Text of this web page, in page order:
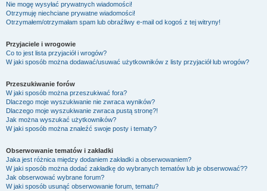
Nie mogę wysyłać prywatnych wiadomości!
Otrzymuję niechciane prywatne wiadomości!
Otrzymałem/otrzymałam spam lub obraźliwy e-mail od kogoś z tej witryny!
Przyjaciele i wrogowie
Co to jest lista przyjaciół i wrogów?
W jaki sposób można dodawać/usuwać użytkowników z listy przyjaciół lub wrogów?
Przeszukiwanie forów
W jaki sposób można przeszukiwać fora?
Dlaczego moje wyszukiwanie nie zwraca wyników?
Dlaczego moje wyszukiwanie zwraca pustą stronę?!
Jak można wyszukać użytkowników?
W jaki sposób można znaleźć swoje posty i tematy?
Obserwowanie tematów i zakładki
Jaka jest różnica między dodaniem zakładki a obserwowaniem?
W jaki sposób można dodać zakładkę do wybranych tematów lub je obserwować??
Jak obserwować wybrane forum?
W jaki sposób usunąć obserwowanie forum, tematu?